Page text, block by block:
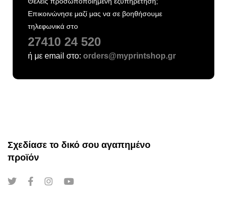
Επικοινώνησε μαζί μας να σε βοηθήσουμε
τηλεφωνικά στο
27410 24 520
ή με email στο: orders@myprintshop.gr
Σχεδίασε το δικό σου αγαπημένο
προϊόν